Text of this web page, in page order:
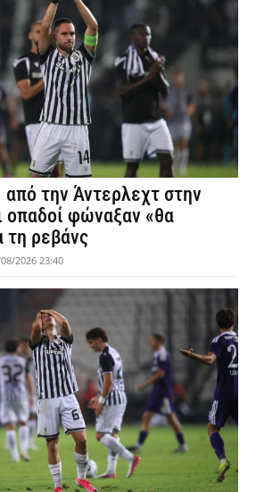
την Άντερλεχτ στην
οπαδοί φώναξαν «θα
τη ρεβάνς
2026 23:40